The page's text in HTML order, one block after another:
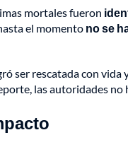
mortales fueron
el momento no se
ser rescatada con vida
las autoridades